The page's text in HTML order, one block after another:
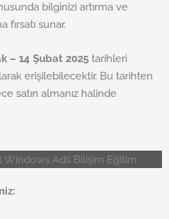
bilginizi artırma ve
fırsatı sunar.
– 14 Şubat 2025 tarihleri
erişilebilecektir. Bu tarihten
satın almanız halinde